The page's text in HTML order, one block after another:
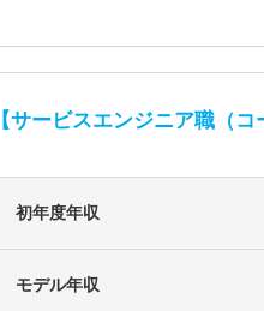
【サービスエンジニア職（
初年度年収
モデル年収